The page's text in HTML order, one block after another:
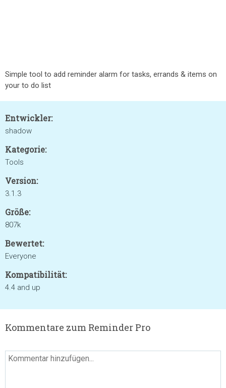
Simple tool to add reminder alarm for tasks, errands & items on
your to do list
Entwickler:
shadow
Kategorie:
Tools
Version:
3.1.3
Größe:
807k
Bewertet:
Everyone
Kompatibilität:
4.4 and up
Kommentare zum Reminder Pro